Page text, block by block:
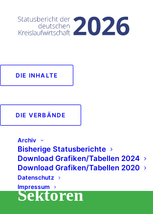
DIE INHALTE
DIE VERBÄNDE
Archiv
Bisherige Statusberichte
Download Grafiken/Tabellen 2024
Download Grafiken/Tabellen 2020
Datenschutz
Impressum
98_Kosten von
ausgewählten
Maßnahmen zur
Vermeidung von
in
Sektoren